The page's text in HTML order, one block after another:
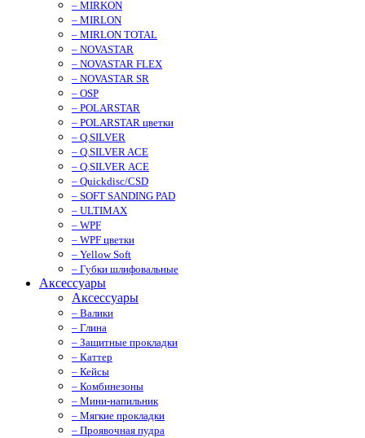
– MIRKON
– MIRLON
– MIRLON TOTAL
– NOVASTAR
– NOVASTAR FLEX
– NOVASTAR SR
– OSP
– POLARSTAR
– POLARSTAR цветки
– Q.SILVER
– Q.SILVER ACE
– Q.SILVER ACE
– Quickdisc/CSD
– SOFT SANDING PAD
– ULTIMAX
– WPF
– WPF цветки
– Yellow Soft
– Губки шлифовальные
Аксессуары
Аксессуары
– Валики
– Глина
– Защитные прокладки
– Каттер
– Кейсы
– Комбинезоны
– Мини-напильник
– Мягкие прокладки
– Проявочная пудра